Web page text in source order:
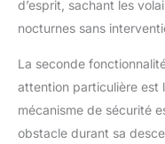
d’esprit, sachant les
nocturnes sans
La seconde
attention particulière est
mécanisme de sécurité
obstacle durant sa